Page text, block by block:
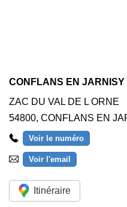
CONFLANS EN
ZAC DU VAL DE L ORNE
54800, CONFLANS EN
Voir le numéro
Voir l'email
Itinéraire